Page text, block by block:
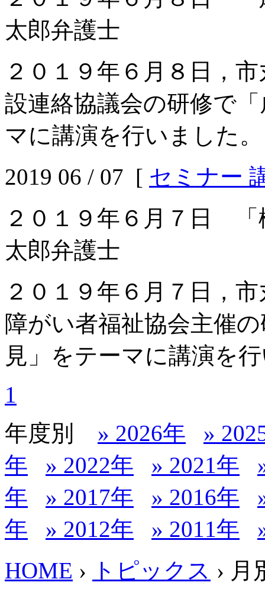
太郎弁護士
２０１９年６月８日，
設連絡協議会の研修で
マに講演を行いました。
2019 06 / 07 [ セミナー
２０１９年６月７日 「
太郎弁護士
２０１９年６月７日，
障がい者福祉協会主催
見」をテーマに講演を
1
年度別 » 2026年
»
年
» 2022年 » 2021年
年
» 2017年 » 2016年
年
» 2012年 » 2011年
HOME › トピックス › 月